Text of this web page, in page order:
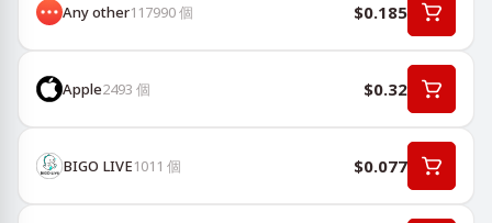
Any other117990個 $0.185
Apple2493 個 $0.32
BIGO LIVE1011 個 $0.077